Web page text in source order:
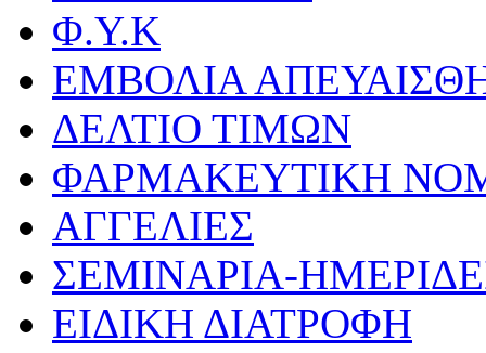
Φ.Υ.Κ
ΕΜΒΟΛΙΑ
ΔΕΛΤΙΟ ΤΙΜΩΝ
ΦΑΡΜΑΚΕΥΤΙΚΗ
ΑΓΓΕΛΙΕΣ
ΣΕΜΙΝΑΡΙΑ-
ΕΙΔΙΚΗ ΔΙΑΤΡΟΦΗ